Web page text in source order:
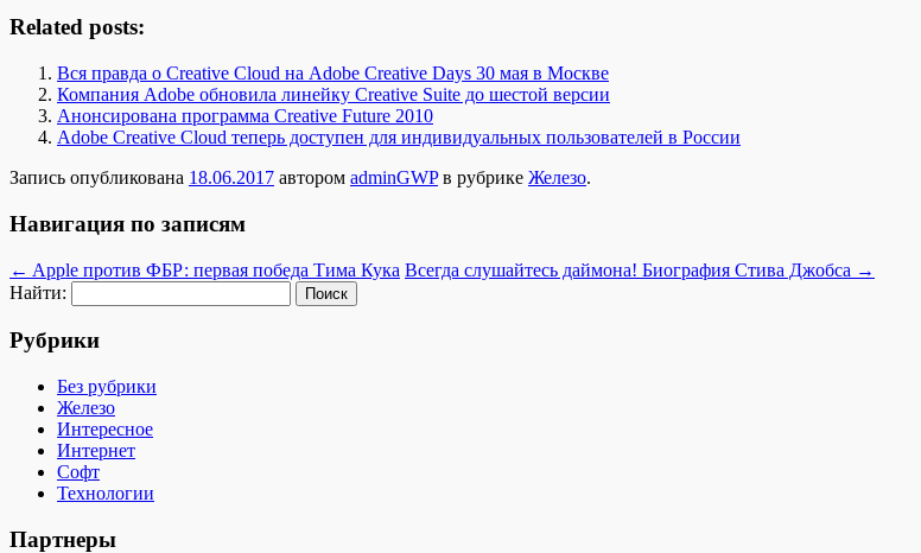
Related posts:
Вся правда о Creative Cloud на Adobe Creative Days 30 мая в Москве
Компания Adobe обновила линейку Creative Suite до шестой версии
Анонсирована программа Creative Future 2010
Adobe Creative Cloud теперь доступен для индивидуальных пользователей в России
Запись опубликована 18.06.2017 автором adminGWPв рубрике Железо.
Навигация по записям
← Apple против ФБР: первая победа Тима Кука Всегда слушайтесь даймона! Биография Стива Джобса →
Найти:
Рубрики
Без рубрики
Железо
Интересное
Интернет
Софт
Технологии
Партнеры